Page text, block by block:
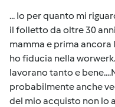
... Io per quanto mi
il folletto da oltre 30
mamma e prima ancora
ho fiducia nella
lavorano tanto e
probabilmente anche
del mio acquisto non lo